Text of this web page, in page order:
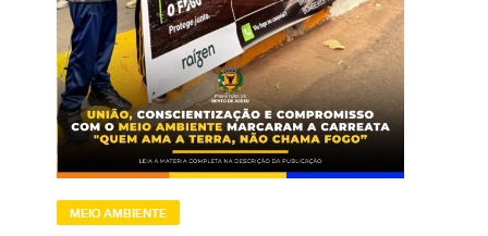
MEIO AMBIENTE